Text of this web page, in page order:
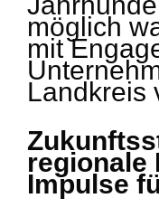
möglich
mit
Landkreis
regionale
Impulse